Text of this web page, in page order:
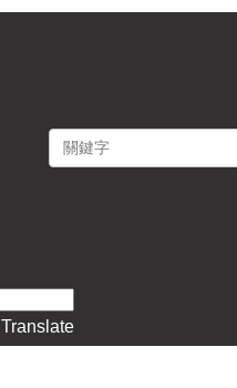
Translate